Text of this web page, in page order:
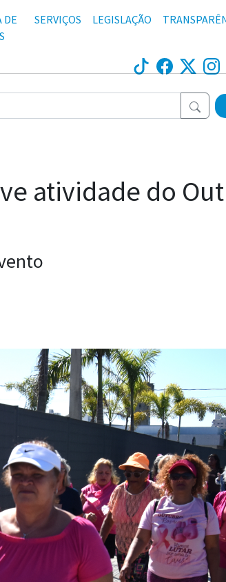
DE
SERVIÇOS LEGISLAÇÃO
atividade do